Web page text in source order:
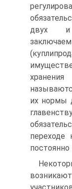
двух и
их нормы
переходе
постоянно